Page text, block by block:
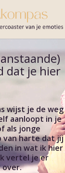
dat je hier
wijst je de weg
aanloopt in je
als jonge
van harte dat jij
in wat ik hier
vertel je er
over.